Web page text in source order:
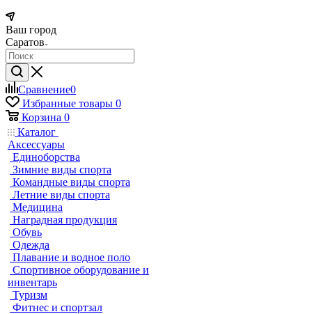
Ваш город
Саратов
Сравнение0
Избранные товары 0
Корзина 0
Каталог
Аксессуары
Единоборства
Зимние виды спорта
Командные виды спорта
Летние виды спорта
Медицина
Наградная продукция
Обувь
Одежда
Плавание и водное поло
Спортивное оборудование и
инвентарь
Туризм
Фитнес и спортзал